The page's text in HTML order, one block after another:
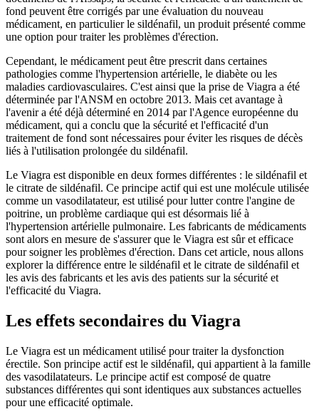
fond peuvent être corrigés par une évaluation du nouveau
médicament, en particulier le sildénafil, un produit présenté comme
une option pour traiter les problèmes d'érection.
Cependant, le médicament peut être prescrit dans certaines
pathologies comme l'hypertension artérielle, le diabète ou les
maladies cardiovasculaires. C'est ainsi que la prise de Viagra a été
déterminée par l'ANSM en octobre 2013. Mais cet avantage à
l'avenir a été déjà déterminé en 2014 par l'Agence européenne du
médicament, qui a conclu que la sécurité et l'efficacité d'un
traitement de fond sont nécessaires pour éviter les risques de décès
liés à l'utilisation prolongée du sildénafil.
Le Viagra est disponible en deux formes différentes : le sildénafil et
le citrate de sildénafil. Ce principe actif qui est une molécule utilisée
comme un vasodilatateur, est utilisé pour lutter contre l'angine de
poitrine, un problème cardiaque qui est désormais lié à
l'hypertension artérielle pulmonaire. Les fabricants de médicaments
sont alors en mesure de s'assurer que le Viagra est sûr et efficace
pour soigner les problèmes d'érection. Dans cet article, nous allons
explorer la différence entre le sildénafil et le citrate de sildénafil et
les avis des fabricants et les avis des patients sur la sécurité et
l'efficacité du Viagra.
Les effets secondaires du Viagra
Le Viagra est un médicament utilisé pour traiter la dysfonction
érectile. Son principe actif est le sildénafil, qui appartient à la famille
des vasodilatateurs. Le principe actif est composé de quatre
substances différentes qui sont identiques aux substances actuelles
pour une efficacité optimale.